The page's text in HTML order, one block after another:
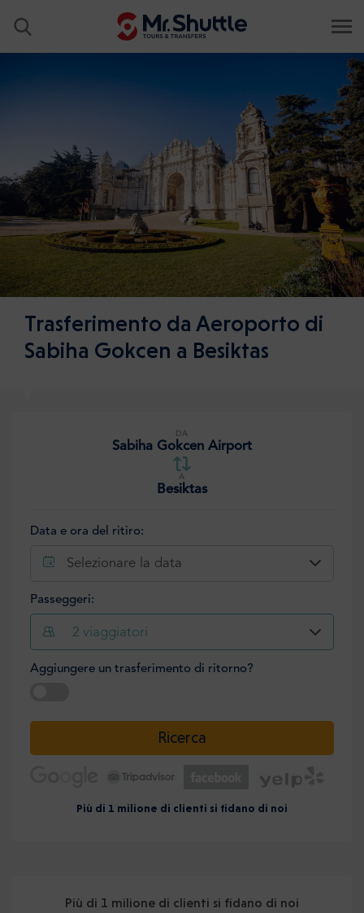
Trasferimento da Aeroporto di
Sabiha Gokcen a Besiktas
DA
Sabiha Gokcen Airport
A
Besiktas
Data e ora del ritiro:
Selezionare la data
Passeggeri:
2 viaggiatori
Aggiungere un trasferimento di ritorno?
Ricerca
Più di 1 milione di clienti si fidano di noi
Più di 1 milione di clienti si fidano di noi